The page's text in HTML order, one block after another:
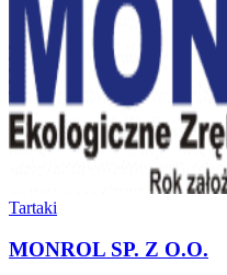
Tartaki
MONROL SP. Z O.O.